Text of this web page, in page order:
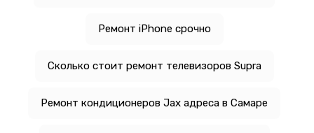
Ремонт iPhone срочно
Сколько стоит ремонт телевизоров Supra
Ремонт кондиционеров Jax адреса в Самаре